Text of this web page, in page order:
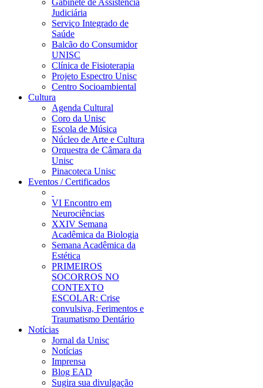
Gabinete de Assistência
Judiciária
Serviço Integrado de
Saúde
Balcão do Consumidor
UNISC
Clínica de Fisioterapia
Projeto Espectro Unisc
Centro Socioambiental
Cultura
Agenda Cultural
Coro da Unisc
Escola de Música
Núcleo de Arte e Cultura
Orquestra de Câmara da
Unisc
Pinacoteca Unisc
Eventos / Certificados
VI Encontro em
Neurociências
XXIV Semana
Acadêmica da Biologia
Semana Acadêmica da
Estética
PRIMEIROS
SOCORROS NO
CONTEXTO
ESCOLAR: Crise
convulsiva, Ferimentos e
Traumatismo Dentário
Notícias
Jornal da Unisc
Notícias
Imprensa
Blog EAD
Sugira sua divulgação